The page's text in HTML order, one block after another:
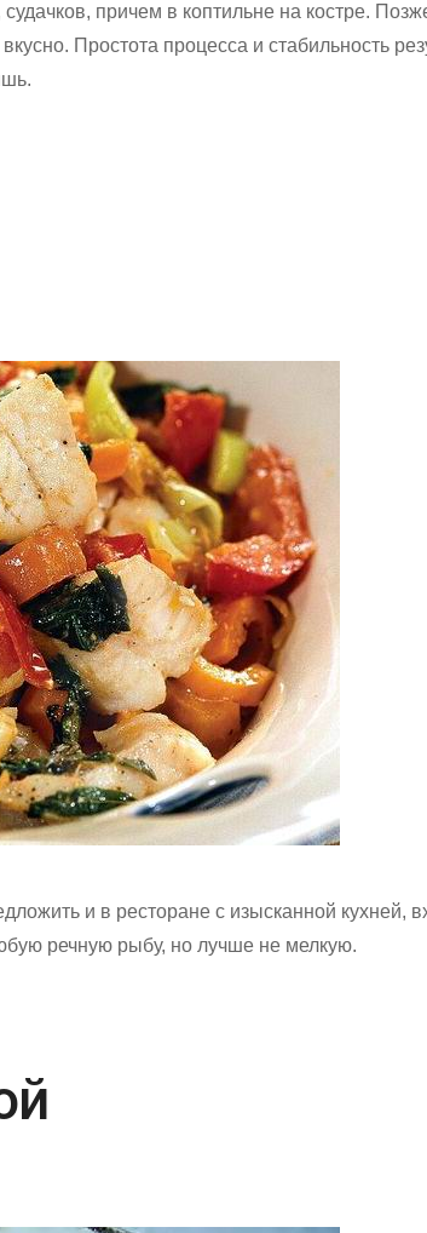
причем в коптильне на костре.
Простота процесса и стабильность
и в ресторане с изысканной кухней,
речную рыбу, но лучше не мелкую.